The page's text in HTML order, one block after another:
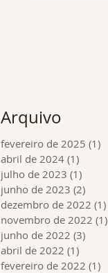
Arquivo
fevereiro de 2025 (1)
abril de 2024 (1)
julho de 2023 (1)
junho de 2023 (2)
dezembro de 2022 (1)
novembro de 2022 (1)
junho de 2022 (3)
abril de 2022 (1)
fevereiro de 2022 (1)